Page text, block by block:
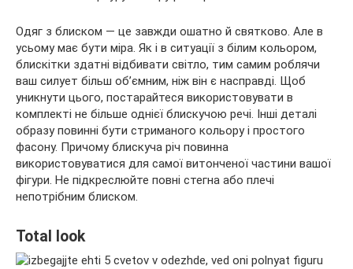
Одяг з блиском — це завжди ошатно й святково. Але в
усьому має бути міра. Як і в ситуації з білим кольором,
блискітки здатні відбивати світло, тим самим роблячи
ваш силует більш об’ємним, ніж він є насправді. Щоб
уникнути цього, постарайтеся використовувати в
комплекті не більше однієї блискучою речі. Інші деталі
образу повинні бути стриманого кольору і простого
фасону. Причому блискуча річ повинна
використовуватися для самої витонченої частини вашої
фігури. Не підкреслюйте повні стегна або плечі
непотрібним блиском.
Total look